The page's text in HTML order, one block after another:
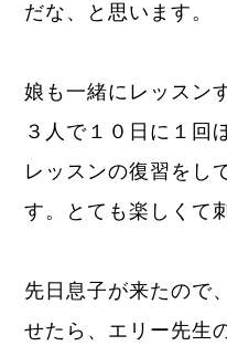
だな、と思います。
娘も一緒にレッスン
３人で１０日に１回
レッスンの復習をし
す。とても楽しくて
先日息子が来たので
せたら、エリー先生